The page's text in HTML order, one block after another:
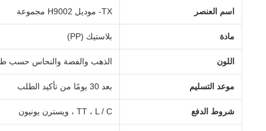
اسم العنصر TX- موديل H9002 مجموعة
مادة بلاستيك (PP)
اللون الذهب والفضة والنحاس حسب
موعد التسليم بعد 30 يومًا من تأكيد الطلب
شروط الدفع TT ، L / C ، ويسترن يونيون